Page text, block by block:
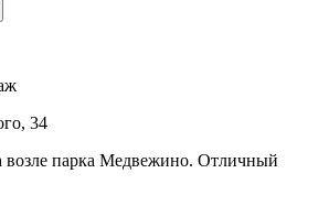
34
возле парка Медвежино. Отличный